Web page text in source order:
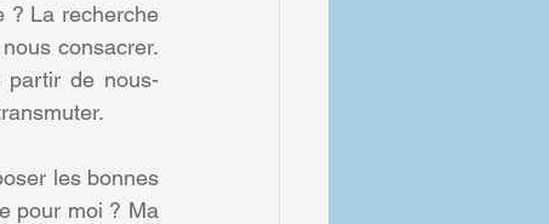
? La recherche
consacrer.
partir de nous-
les bonnes
pour moi ? Ma